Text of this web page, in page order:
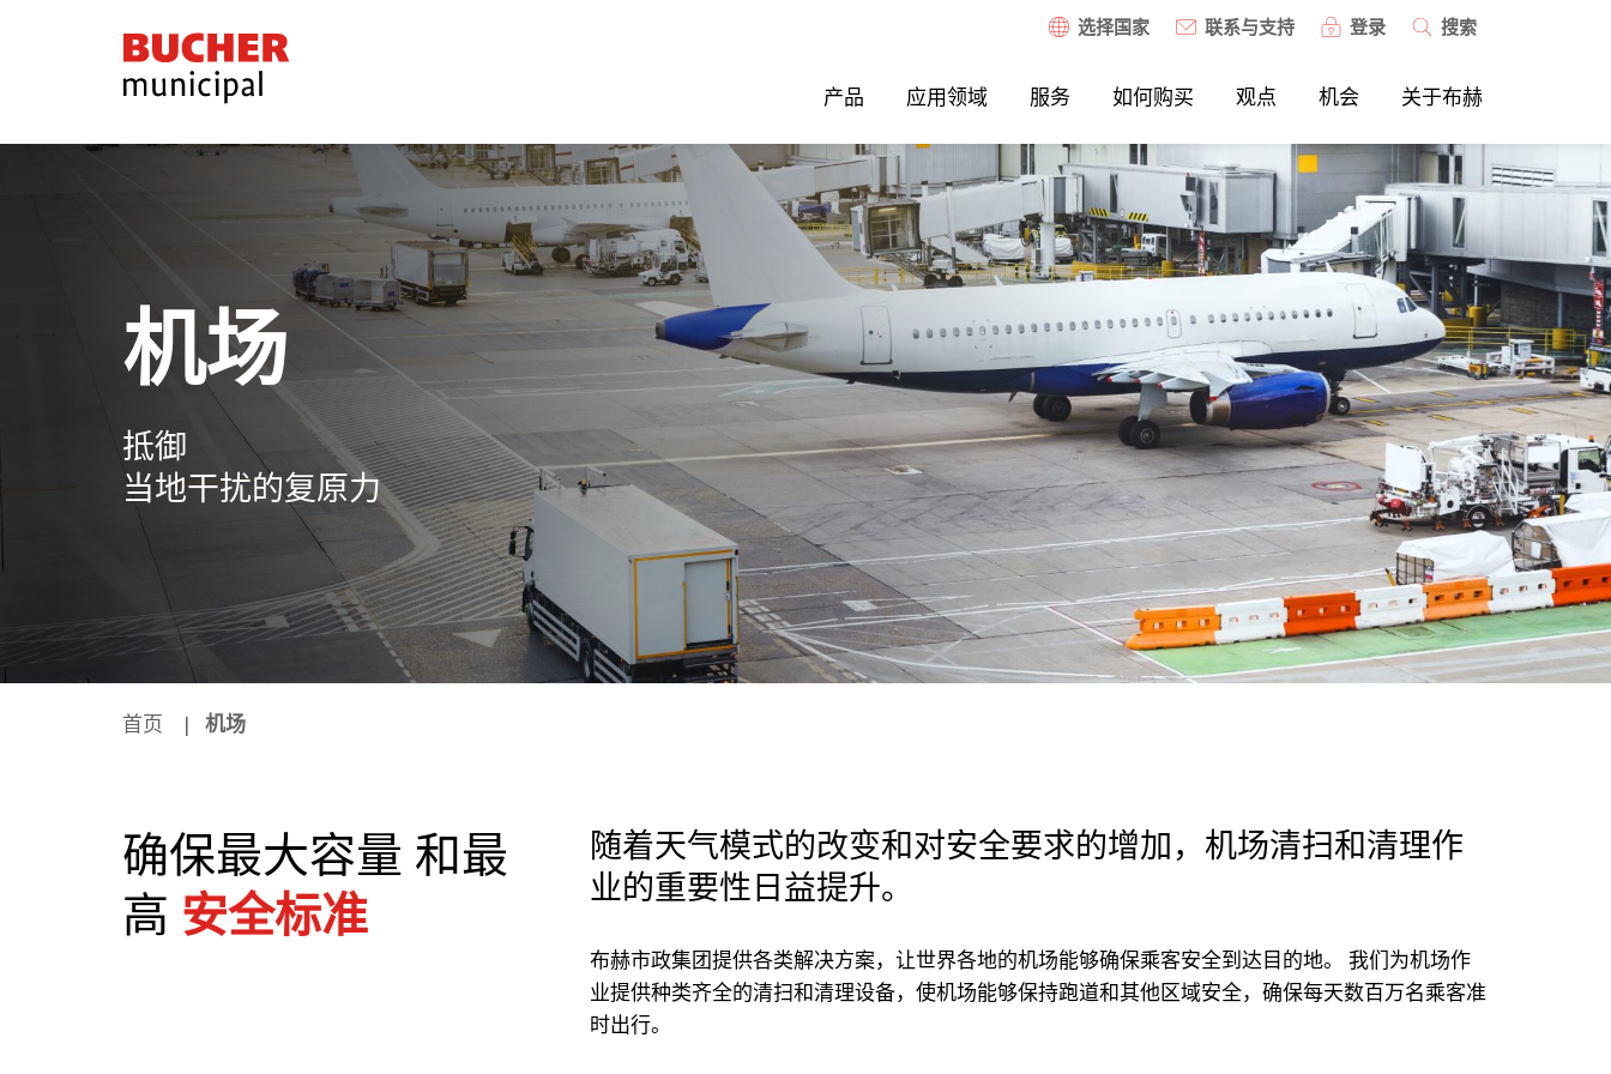
Bucher
Municipal
选择国家 联系与支持 登录 搜索
产品 应用领域 服务 如何购买 观点 机会 关于布赫
机场
抵御
当地干扰的复原力
首页 机场
确保最大容量 和最
高 安全标准
随着天气模式的改变和对安全要求的增加，机场清扫和清理作
业的重要性日益提升。
布赫市政集团提供各类解决方案，让世界各地的机场能够确保乘客安全到达目的地。 我们为机场作
业提供种类齐全的清扫和清理设备，使机场能够保持跑道和其他区域安全，确保每天数百万名乘客准
时出行。